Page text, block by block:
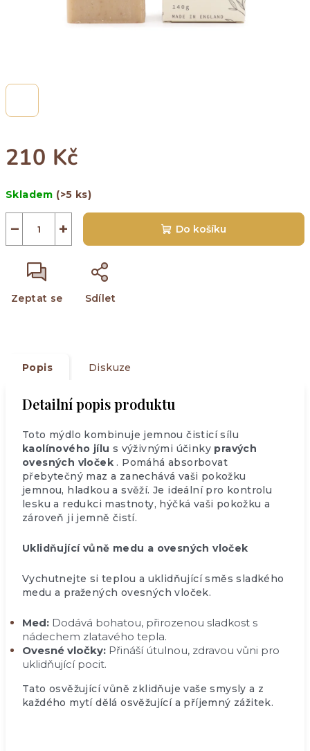
210 Kč
cena:
Skladem (>5 ks)
+
− Do košíku
Zeptat se Sdílet
Popis Diskuze
Detailní popis produktu
Toto mýdlo kombinuje jemnou čisticí sílu
kaolínového jílu s výživnými účinky pravých
ovesných vloček . Pomáhá absorbovat
přebytečný maz a zanechává vaši pokožku
jemnou, hladkou a svěží. Je ideální pro kontrolu
lesku a redukci mastnoty, hýčká vaši pokožku a
zároveň ji jemně čistí.
Uklidňující vůně medu a ovesných vloček
Vychutnejte si teplou a uklidňující směs sladkého
medu a pražených ovesných vloček.
Med: Dodává bohatou, přirozenou sladkost s
nádechem zlatavého tepla.
Ovesné vločky: Přináší útulnou, zdravou vůni pro
uklidňující pocit.
Tato osvěžující vůně zklidňuje vaše smysly a z
každého mytí dělá osvěžující a příjemný zážitek.